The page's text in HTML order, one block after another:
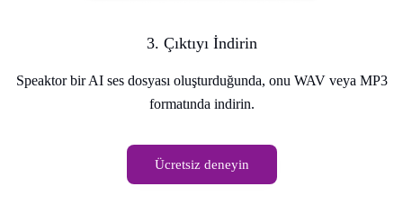
3. Çıktıyı İndirin
Speaktor bir AI ses dosyası oluşturduğunda, onu WAV veya MP3
formatında indirin.
Ücretsiz deneyin